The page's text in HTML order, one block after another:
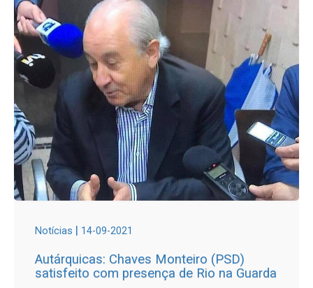
Notícias | 14-09-2021
Autárquicas: Chaves Monteiro (PSD)
satisfeito com presença de Rio na Guarda